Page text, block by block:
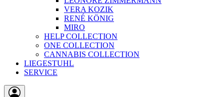
VERA KOZIK
RENÉ KÖNIG
MIRO
HELP COLLECTION
ONE COLLECTION
CANNABIS COLLECTION
LIEGESTUHL
SERVICE